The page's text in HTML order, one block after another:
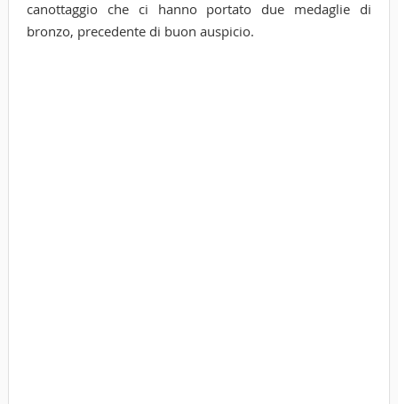
canottaggio che ci hanno portato due medaglie di
bronzo, precedente di buon auspicio.